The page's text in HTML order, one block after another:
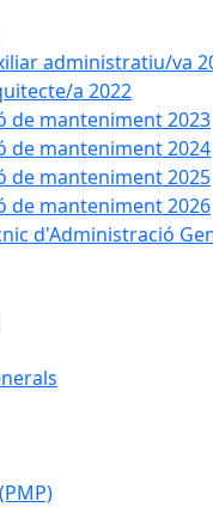
administratiu/va
a 2022
de manteniment 2023
de manteniment 2024
de manteniment 2025
de manteniment 2026
d'Administració